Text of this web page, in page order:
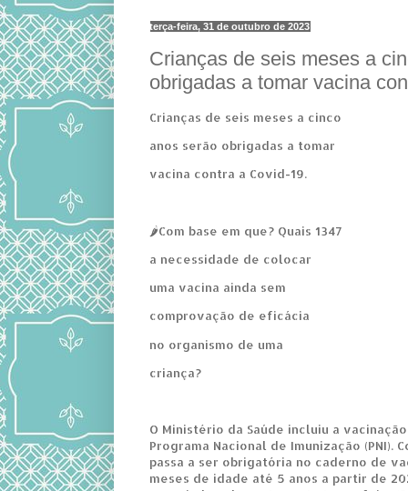
terça-feira, 31 de outubro de 2023
Crianças de seis meses a
obrigadas a tomar vacina
Crianças de seis meses a cinco
anos serão obrigadas a tomar
vacina contra a Covid-19.
🌶Com base em que? Quais 1347
a necessidade de colocar
uma vacina ainda sem
comprovação de eficácia
no organismo de uma
criança?
O Ministério da Saúde incluiu a
Programa Nacional de Imunização (PNI).
passa a ser obrigatória no caderno de
meses de idade até 5 anos a partir de